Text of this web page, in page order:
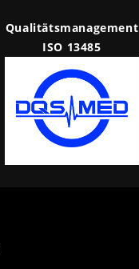
Qualitätsmanagement
ISO 13485